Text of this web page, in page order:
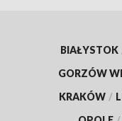
BIAŁYSTOK
GORZÓW
KRAKÓW /